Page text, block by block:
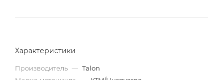
Характеристики
Производитель — Talon